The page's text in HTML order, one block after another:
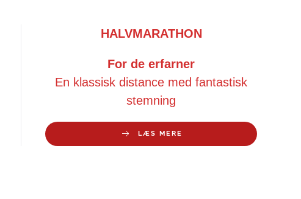
HALVMARATHON
For de erfarner
En klassisk distance med fantastisk
stemning
LÆS MERE